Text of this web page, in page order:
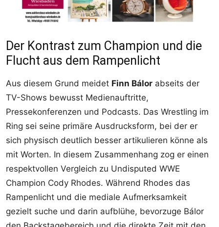
Der Kontrast zum Champion und die
Flucht aus dem Rampenlicht
Aus diesem Grund meidet Finn Bálor abseits der
TV-Shows bewusst Medienauftritte,
Pressekonferenzen und Podcasts. Das Wrestling im
Ring sei seine primäre Ausdrucksform, bei der er
sich physisch deutlich besser artikulieren könne als
mit Worten. In diesem Zusammenhang zog er einen
respektvollen Vergleich zu Undisputed WWE
Champion Cody Rhodes. Während Rhodes das
Rampenlicht und die mediale Aufmerksamkeit
gezielt suche und darin aufblühe, bevorzuge Bálor